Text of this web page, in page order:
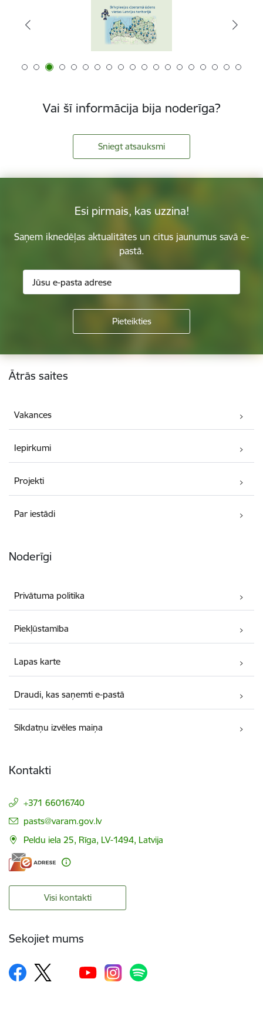
Vai šī informācija bija noderīga?
Sniegt atsauksmi
Esi pirmais, kas uzzina!
Saņem iknedēļas aktualitātes un citus jaunumus savā e-
pastā.
Kājene
Ātrās saites
Vakances
Iepirkumi
Projekti
Par iestādi
Noderīgi
Privātuma politika
Piekļūstamība
Lapas karte
Draudi, kas saņemti e-pastā
Sīkdatņu izvēles maiņa
Kontakti
+371 66016740
E-pasts:
pasts@varam.gov.lv
Peldu iela 25, Rīga, LV-1494, Latvija
Visi kontakti
Sekojiet mums